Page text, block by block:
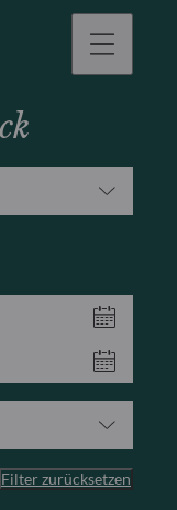
Filter zurücksetzen